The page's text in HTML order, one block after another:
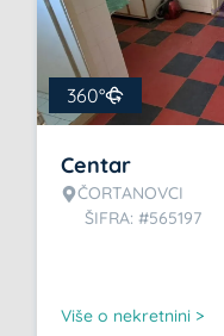
360°
Centar
ČORTANOVCI
ŠIFRA: #565197
Više o nekretnini >